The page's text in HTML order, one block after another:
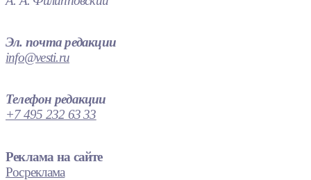
Эл. почта редакции
info@vesti.ru
Телефон редакции
+7 495 232 63 33
Реклама на сайте
Росреклама